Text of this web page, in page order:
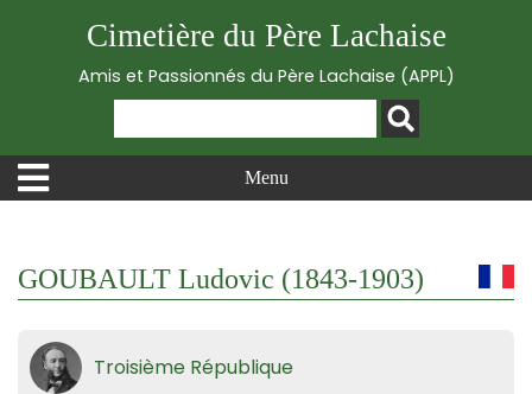
Cimetière du Père Lachaise
Amis et Passionnés du Père Lachaise (APPL)
Menu
GOUBAULT Ludovic (1843-1903)
Troisième République